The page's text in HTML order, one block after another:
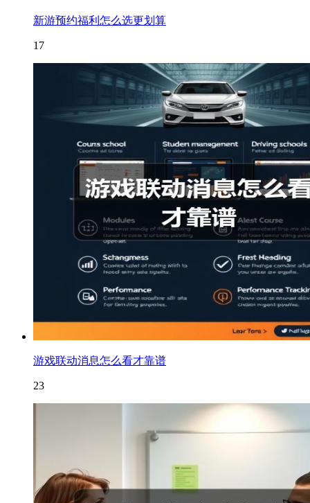
新游预约福利怎么选更划算
17
游戏联动消息怎么看才靠谱
23